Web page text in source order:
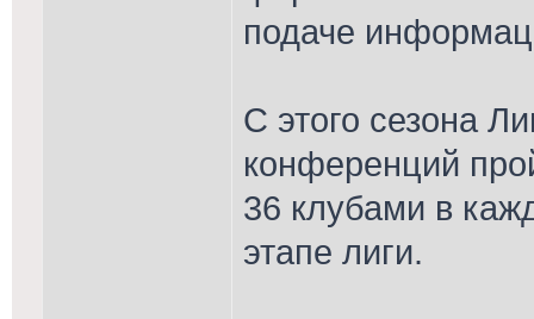
подаче
C этого сезона
конференций
36 клубами в
этапе лиги.